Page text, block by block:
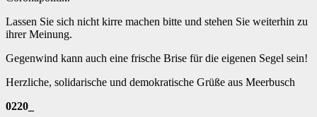
Lassen Sie sich nicht kirre machen bitte und stehen Sie weiterhin zu
ihrer Meinung.
Gegenwind kann auch eine frische Brise für die eigenen Segel sein!
Herzliche, solidarische und demokratische Grüße aus Meerbusch
0220_